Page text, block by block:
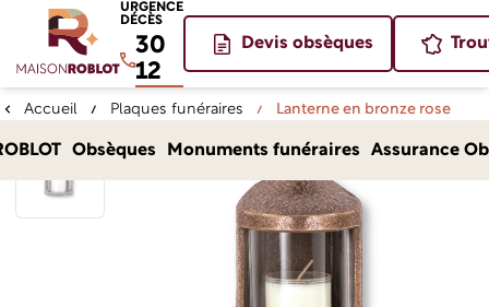
URGENCE
DÉCÈS
30
12
Devis obsèques
Obsèques Monuments funéraires Assurance
Accueil Plaques funéraires Lanterne en bronze rose